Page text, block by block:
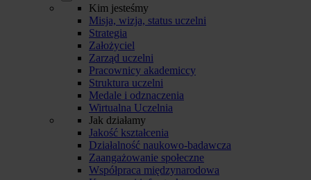
Kim jesteśmy
Misja, wizja, status uczelni
Strategia
Założyciel
Zarząd uczelni
Pracownicy akademiccy
Struktura uczelni
Medale i odznaczenia
Wirtualna Uczelnia
Jak działamy
Jakość kształcenia
Działalność naukowo-badawcza
Zaangażowanie społeczne
Współpraca międzynarodowa